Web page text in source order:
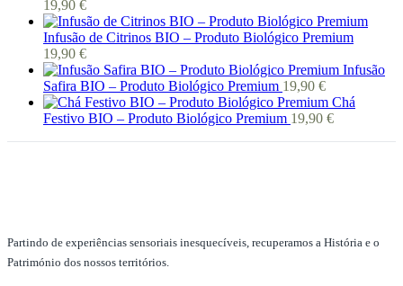
19,90 €
Infusão de Citrinos BIO – Produto Biológico Premium
19,90 €
Infusão
Safira BIO – Produto Biológico Premium 19,90 €
Chá
Festivo BIO – Produto Biológico Premium 19,90 €
Partindo de experiências sensoriais inesquecíveis, recuperamos a História e o
Património dos nossos territórios.